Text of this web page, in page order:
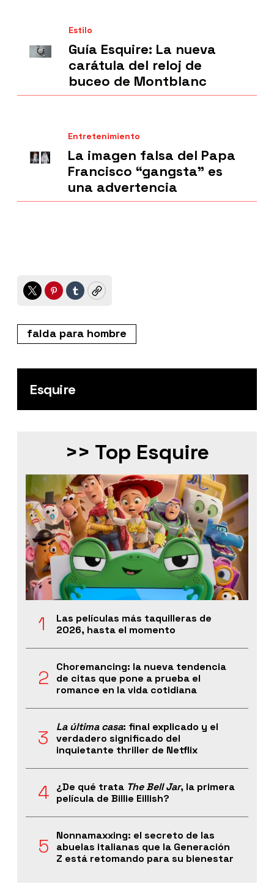
Estilo
Guía Esquire: La nueva
carátula del reloj de
buceo de Montblanc
Entretenimiento
La imagen falsa del Papa
Francisco “gangsta” es
una advertencia
TwitterPinterest
TumblrCopy
falda para hombre
Esquire
>> Top Esquire
Las películas más taquilleras de
2026, hasta el momento
Choremancing: la nueva tendencia
de citas que pone a prueba el
romance en la vida cotidiana
La última casa: final explicado y el
verdadero significado del
inquietante thriller de Netflix
¿De qué trata The Bell Jar, la primera
película de Billie Eillish?
Nonnamaxxing: el secreto de las
abuelas italianas que la Generación
Z está retomando para su bienestar